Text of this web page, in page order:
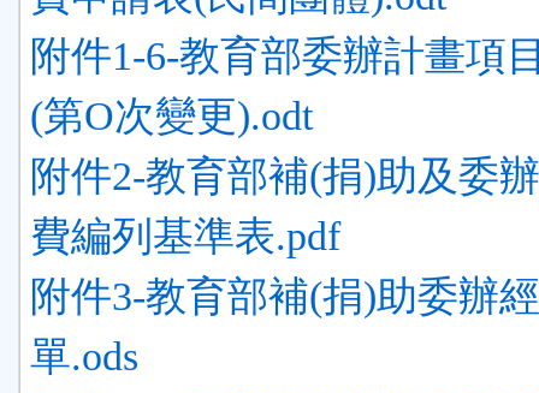
附件1-6-教育部委辦計畫項
(第O次變更).odt
附件2-教育部補(捐)助及委
費編列基準表.pdf
附件3-教育部補(捐)助委辦
單.ods